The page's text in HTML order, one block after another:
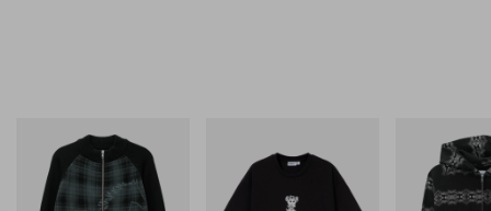
Butter Goods
Mustang Zip-Thru Knit
Sweater
쇼핑하기
Vexed Tee
쇼핑하기
Butter Goods
Faded Waffle
쇼핑하기